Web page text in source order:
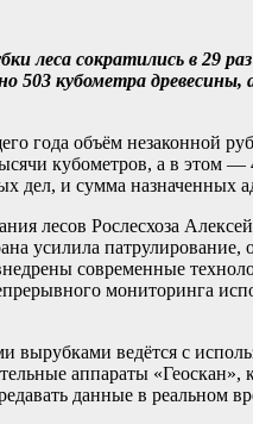
леса сократились в 29
503 кубометра
года объём незаконной
кубометров, а в этом
дел, и сумма назначенных
лесов Рослесхоза
усилила
современные
мониторинга
вырубками ведётся с
аппараты
данные в реальном